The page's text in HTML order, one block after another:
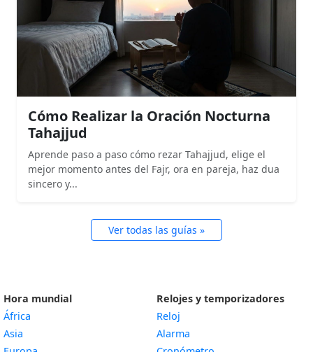
Cómo Realizar la Oración Nocturna
Tahajjud
Aprende paso a paso cómo rezar Tahajjud, elige el
mejor momento antes del Fajr, ora en pareja, haz dua
sincero y...
Ver todas las guías »
Hora mundial
África
Asia
Relojes y temporizadores
Reloj
Alarma